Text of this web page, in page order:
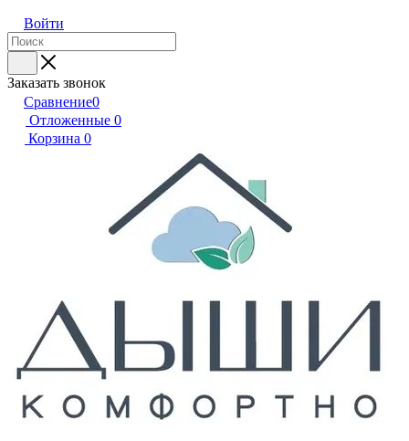
Войти
Заказать звонок
Сравнение0
Отложенные 0
Корзина 0